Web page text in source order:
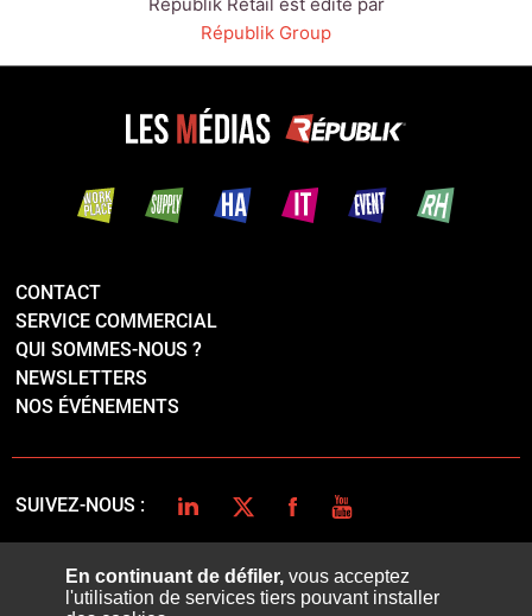
Républik Group
CONTACT
SERVICE COMMERCIAL
QUI SOMMES-NOUS ?
NEWSLETTERS
NOS ÉVÉNEMENTS
SUIVEZ-NOUS : LINKEDINTWITTERFACEBOOK
YOUTUBE
PLAN DU SITE
En continuant de défiler,vous acceptez
l'utilisation de services tiers pouvant installer